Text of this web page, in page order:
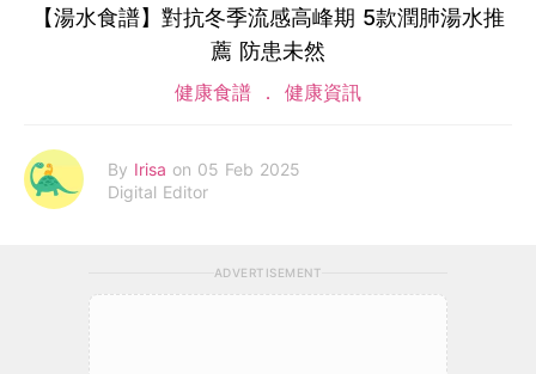
【湯水食譜】對抗冬季流感高峰期 5款潤肺湯水推
薦 防患未然
健康食譜 健康資訊
By Irisa on 05 Feb 2025
Digital Editor
ADVERTISEMENT